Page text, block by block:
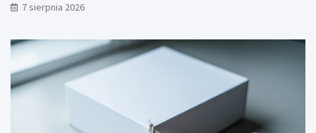
7 sierpnia 2026